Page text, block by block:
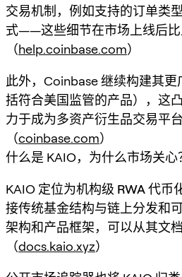
交易机制，例如支持的订单类
式——这些细节在市场上线后比
（help.coinbase.com）
此外，Coinbase 继续构建其
括符合美国监管的产品），这
力于成为多资产衍生品交易平台
（coinbase.com）
什么是 KAIO，为什么市场关心
KAIO 定位为机构级 RWA 代币
接传统基金结构与链上分发和
架构和产品框架，可以从其文档
（docs.kaio.xyz）